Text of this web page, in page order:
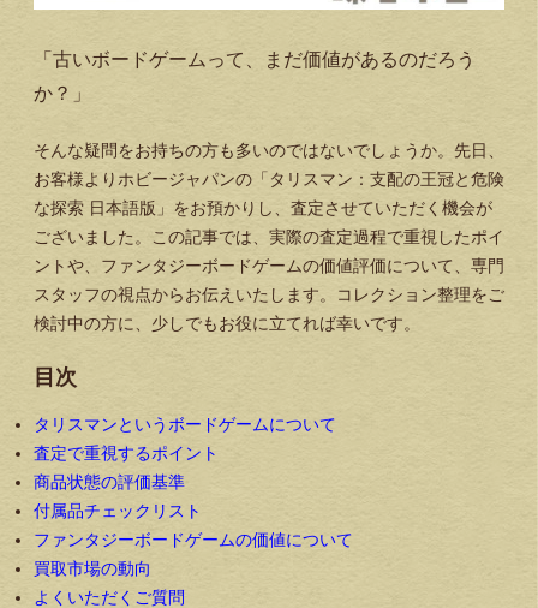
「古いボードゲームって、まだ価値があるのだろう
か？」
そんな疑問をお持ちの方も多いのではないでしょうか。先日、
お客様よりホビージャパンの「タリスマン：支配の王冠と危険
な探索 日本語版」をお預かりし、査定させていただく機会が
ございました。この記事では、実際の査定過程で重視したポイ
ントや、ファンタジーボードゲームの価値評価について、専門
スタッフの視点からお伝えいたします。コレクション整理をご
検討中の方に、少しでもお役に立てれば幸いです。
目次
タリスマンというボードゲームについて
査定で重視するポイント
商品状態の評価基準
付属品チェックリスト
ファンタジーボードゲームの価値について
買取市場の動向
よくいただくご質問